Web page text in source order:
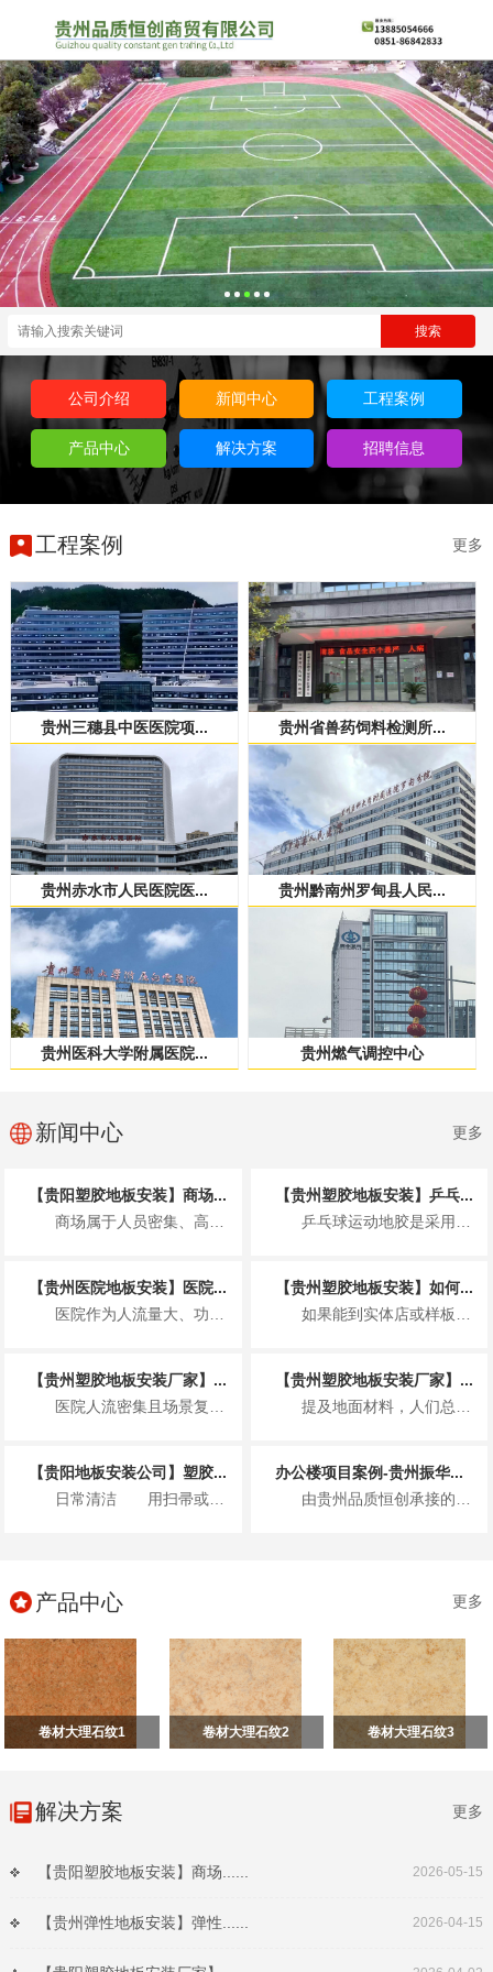
公司介绍 新闻中心 工程案例
产品中心 解决方案 招聘信息
工程案例 更多
贵州三穗县中医医院项... 贵州省兽药饲料检测所...
贵州赤水市人民医院医... 贵州黔南州罗甸县人民...
贵州医科大学附属医院... 贵州燃气调控中心
新闻中心 更多
【贵阳塑胶地板安装】商场...
商场属于人员密集、高频使用的公共商业空间，塑胶地板的安装不仅要满足美观整洁的展...
【贵州塑胶地板安装】乒乓...
乒乓球运动地胶是采用聚乙烯材料专门为运动场地开发的一种地板，具体来说就是以聚氯...
【贵州医院地板安装】医院...
医院作为人流量大、功能分区复杂、卫生要求非常高的特殊场所，地板安装并非简单铺装...
【贵州塑胶地板安装】如何...
如果能到实体店或样板间，可通过 2 个小测试快速判断，比看参数更直观： “沾水...
【贵州塑胶地板安装厂家】...
医院人流密集且场景复杂，塑胶地板因适配医疗需求成为主流地面材料，其基本要求围绕...
【贵州塑胶地板安装厂家】...
提及地面材料，人们总在实木与瓷砖间徘徊，却忽略了一款早已完成技术迭代、打破固有...
【贵阳地板安装公司】塑胶...
日常清洁 用扫帚或吸尘器清除表面灰尘...
办公楼项目案例-贵州振华...
由贵州品质恒创承接的贵州振华风光半导体股份有限公司新办公楼项目地面高级弹性地材...
产品中心 更多
卷材大理石纹1 卷材大理石纹2 卷材大理石纹3
解决方案 更多
【贵阳塑胶地板安装】商场...... 2026-05-15
【贵州弹性地板安装】弹性...... 2026-04-15